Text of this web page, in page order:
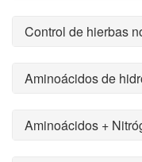
Control de hierbas
Aminoácidos de
Aminoácidos +